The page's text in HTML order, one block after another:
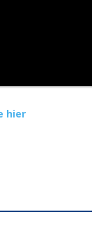
hier